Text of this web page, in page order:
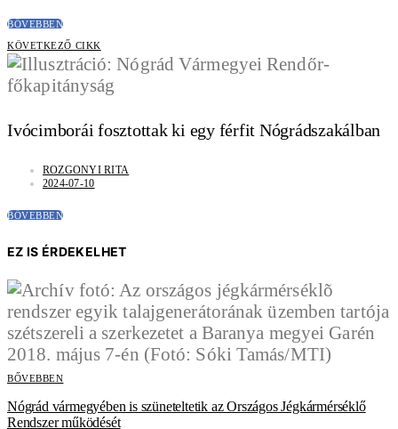
BŐVEBBEN
KÖVETKEZŐ CIKK
Ivócimborái fosztottak ki egy férfit Nógrádszakálban
ROZGONYI RITA
2024-07-10
BŐVEBBEN
EZ IS ÉRDEKELHET
BŐVEBBEN
Nógrád vármegyében is szüneteltetik az Országos Jégkármérséklő
Rendszer működését